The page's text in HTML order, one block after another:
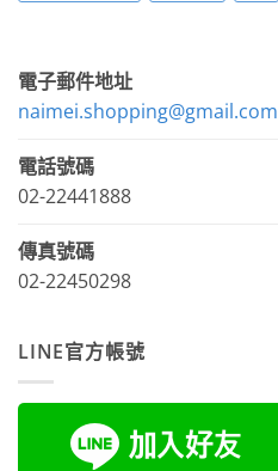
電子郵件地址
naimei.shopping@gmail.com
電話號碼
02-22441888
傳真號碼
02-22450298
LINE官方帳號